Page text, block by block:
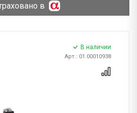
в
В наличии
Арт.: 01.00010938